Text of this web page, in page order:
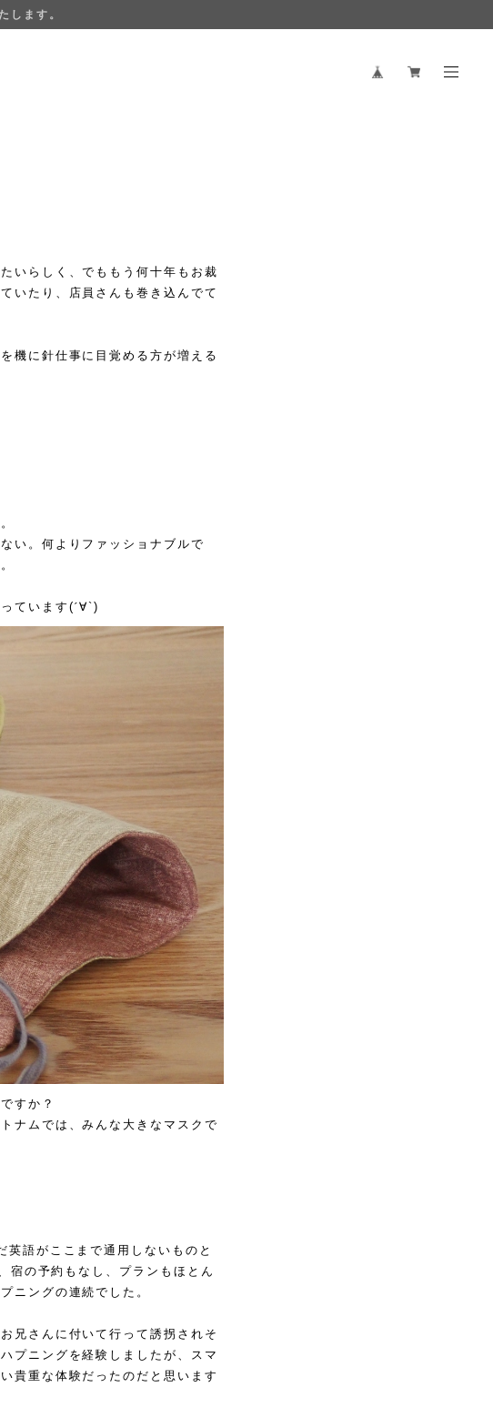
します。
いらしく、でももう何十年もお裁
いたり、店員さんも巻き込んでて
機に針仕事に目覚める方が増える
い。何よりファッショナブルで
ています (´∀`)
すか？
ナムでは、みんな大きなマスクで
英語がここまで通用しないものと
宿の予約もなし、プランもほとん
ニングの連続でした。
兄さんに付いて行って誘拐されそ
プニングを経験しましたが、スマ
貴重な体験だったのだと思います